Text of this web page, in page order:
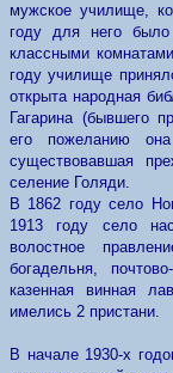
мужское училище,
году для него
классными
году училище
открыта народная
Гагарина (бывшего
его пожеланию
существовавшая
селение Голяди.
В 1862 году село
1913 году село
волостное
богадельня,
казенная винная
имелись 2 пристани.
В начале 1930-х